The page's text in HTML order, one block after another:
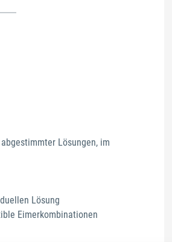
Lösungen, im
Lösung
Eimerkombinationen​